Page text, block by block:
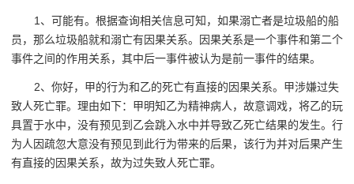
1、可能有。根据查询相关信息可知，如果溺亡者是垃圾船的船
员，那么垃圾船就和溺亡有因果关系。因果关系是一个事件和第二个
事件之间的作用关系，其中后一事件被认为是前一事件的结果。
2、你好，甲的行为和乙的死亡有直接的因果关系。甲涉嫌过失
致人死亡罪。理由如下：甲明知乙为精神病人，故意调戏，将乙的玩
具置于水中，没有预见到乙会跳入水中并导致乙死亡结果的发生。行
为人因疏忽大意没有预见到此行为带来的后果，该行为并对后果产生
有直接的因果关系，故为过失致人死亡罪。